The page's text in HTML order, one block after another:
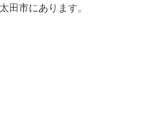
田市にあります。